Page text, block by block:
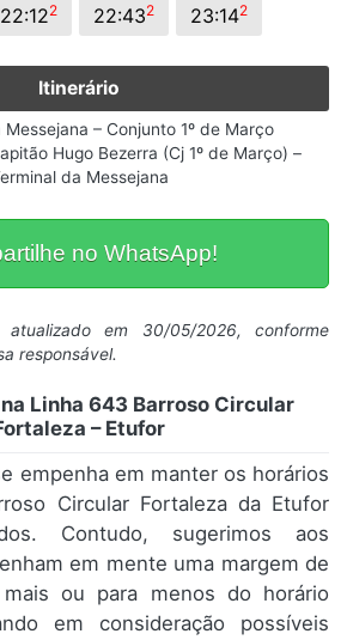
22:122 22:432 23:142
Itinerário
Messejana – Conjunto 1º de Março
Hugo Bezerra (Cj 1º de Março) –
da Messejana
no WhatsApp!
em 30/05/2026, conforme
responsável.
Linha 643 Barroso Circular
– Etufor
empenha em manter os horários
Circular Fortaleza da Etufor
Contudo, sugerimos aos
em mente uma margem de
ou para menos do horário
em consideração possíveis